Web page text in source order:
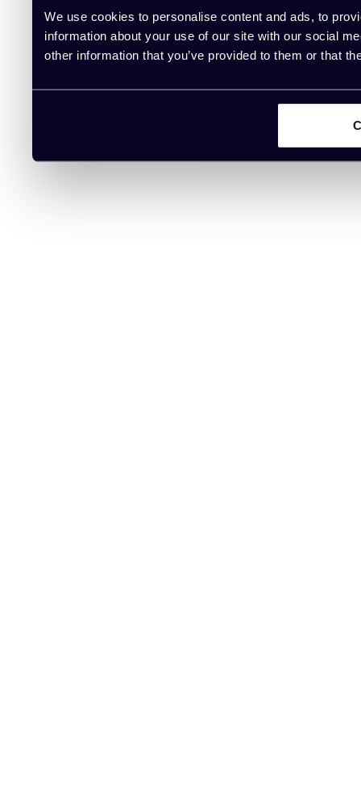
We use cookies to personalise content and ads, to
information about your use of our site with our social
other information that you’ve provided to them or that